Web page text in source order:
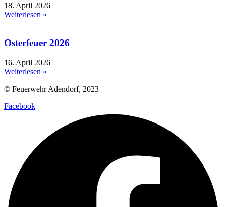
18. April 2026
Weiterlesen »
Osterfeuer 2026
16. April 2026
Weiterlesen »
© Feuerwehr Adendorf, 2023
Facebook